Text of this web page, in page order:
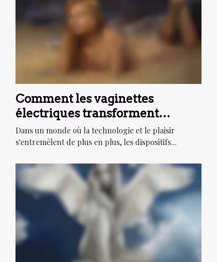
Comment les vaginettes
électriques transforment
l'expérience masculine
Dans un monde où la technologie et le plaisir
s'entremêlent de plus en plus, les dispositifs...